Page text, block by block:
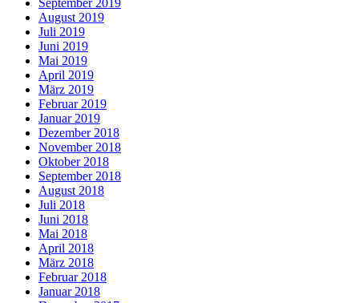
September 2019
August 2019
Juli 2019
Juni 2019
Mai 2019
April 2019
März 2019
Februar 2019
Januar 2019
Dezember 2018
November 2018
Oktober 2018
September 2018
August 2018
Juli 2018
Juni 2018
Mai 2018
April 2018
März 2018
Februar 2018
Januar 2018